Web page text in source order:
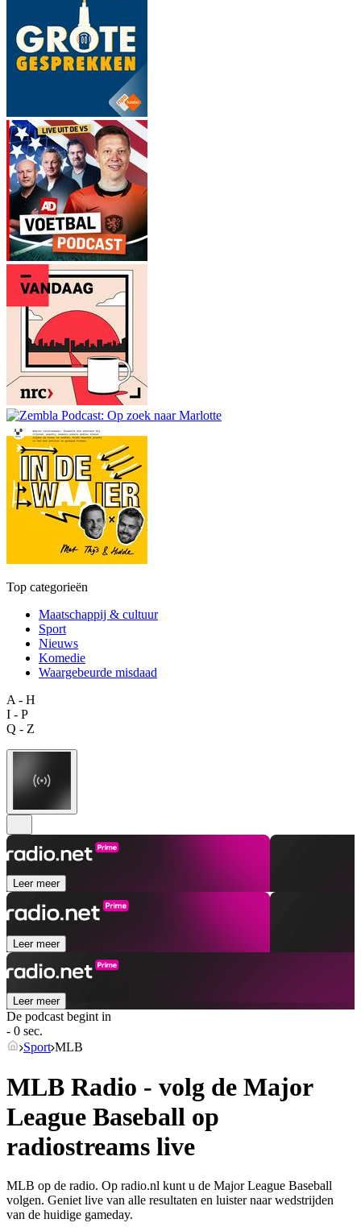
Top categorieën
Maatschappij & cultuur
Sport
Nieuws
Komedie
Waargebeurde misdaad
A - H
I - P
Q - Z
Leer meer
Leer meer
Leer meer
De podcast begint in
- 0 sec.
Sport MLB
MLB Radio - volg de Major
League Baseball op
radiostreams live
MLB op de radio. Op radio.nl kunt u de Major League Baseball
volgen. Geniet live van alle resultaten en luister naar wedstrijden
van de huidige gameday.